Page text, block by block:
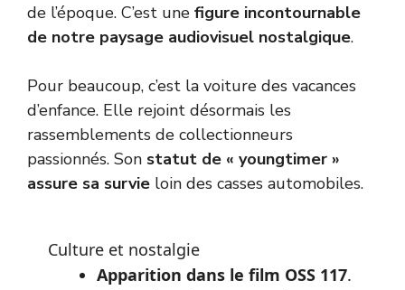
de l’époque. C’est une figure incontournable
de notre paysage audiovisuel nostalgique.
Pour beaucoup, c’est la voiture des vacances
d’enfance. Elle rejoint désormais les
rassemblements de collectionneurs
passionnés. Son statut de « youngtimer »
assure sa survie loin des casses automobiles.
Culture et nostalgie
Apparition dans le film OSS 117.